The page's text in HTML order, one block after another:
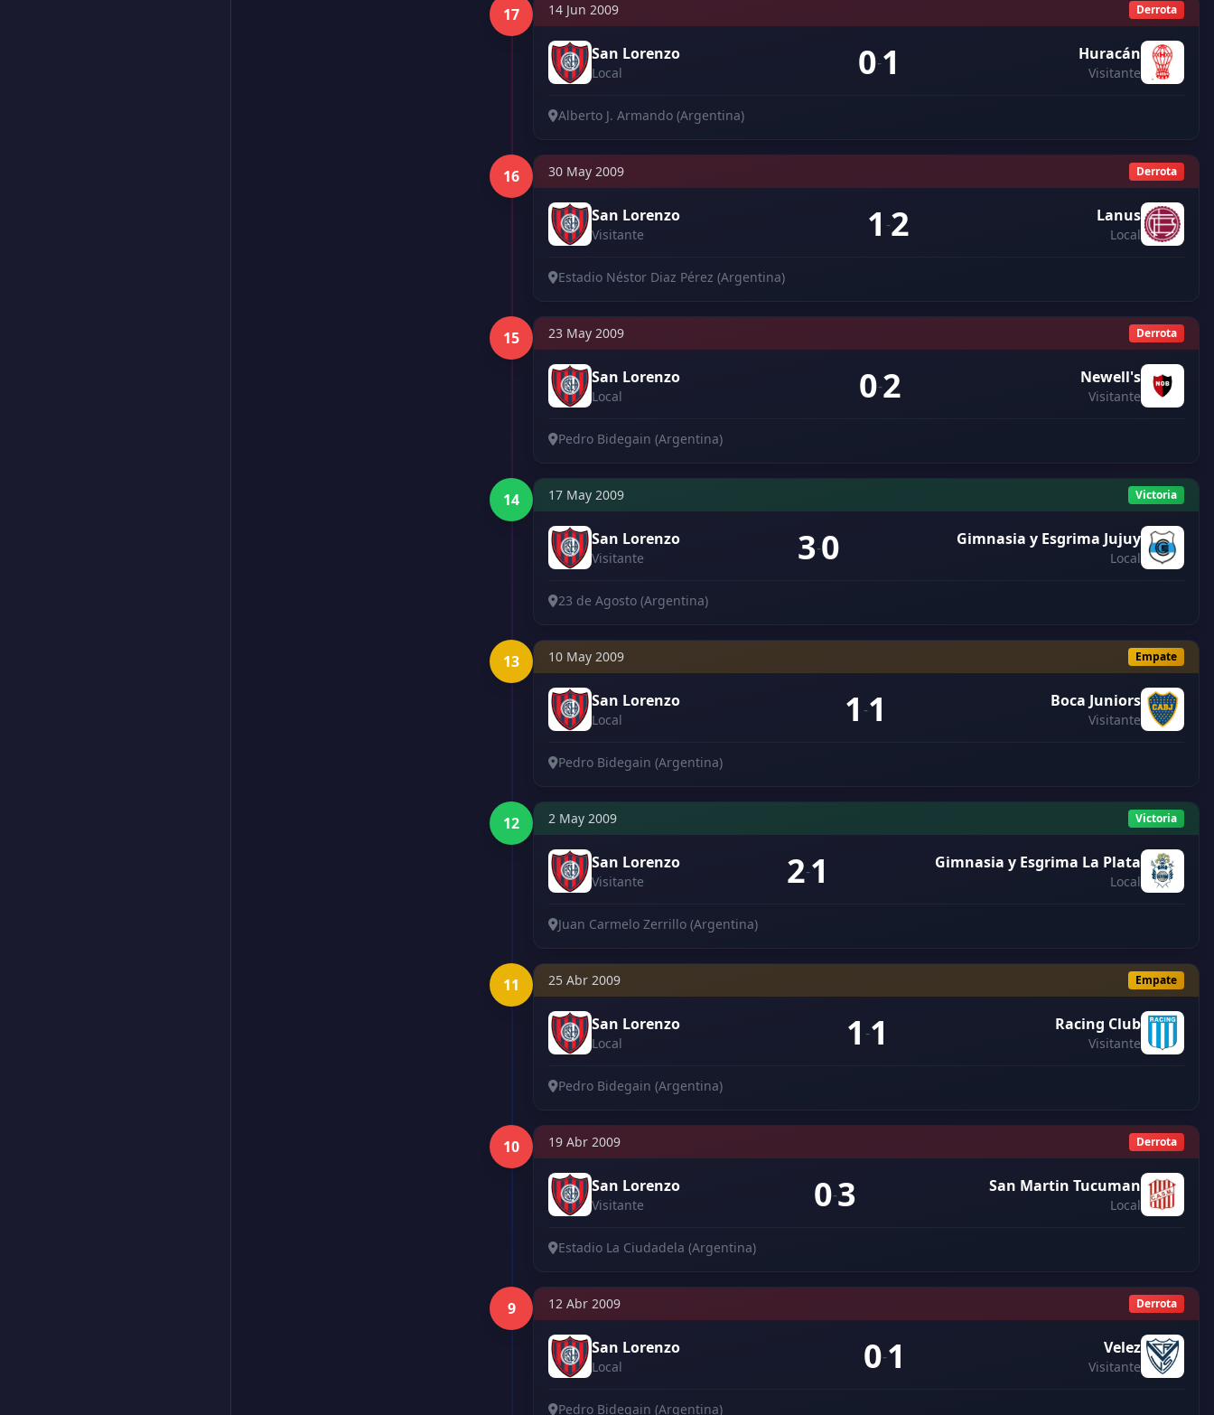
17 14 Jun 2009 Derrota
San Lorenzo
Local 0-1 Huracán
Visitante
Alberto J. Armando (Argentina)
16 30 May 2009 Derrota
San Lorenzo
Visitante 1 -2 Lanus
Local
Estadio Néstor Diaz Pérez (Argentina)
15 23 May 2009 Derrota
San Lorenzo
Local 0-2 Newell's
Visitante
Pedro Bidegain (Argentina)
14 17 May 2009 Victoria
San Lorenzo
Visitante 3-0 Gimnasia y Esgrima Jujuy
Local
23 de Agosto (Argentina)
13 10 May 2009 Empate
San Lorenzo
Local 1 -1 Boca Juniors
Visitante
Pedro Bidegain (Argentina)
12 2 May 2009 Victoria
San Lorenzo
Visitante 2-1 Gimnasia y Esgrima La Plata
Local
Juan Carmelo Zerrillo (Argentina)
11 25 Abr 2009 Empate
San Lorenzo
Local 1 -1 Racing Club
Visitante
Pedro Bidegain (Argentina)
10 19 Abr 2009 Derrota
San Lorenzo
Visitante 0-3 San Martin Tucuman
Local
Estadio La Ciudadela (Argentina)
9 12 Abr 2009 Derrota
San Lorenzo
Local 0-1 Velez
Visitante
Pedro Bidegain (Argentina)